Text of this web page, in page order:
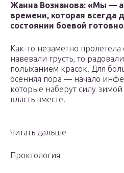
Жанна Возианова: «Мы —
времени, которая всегда
состоянии боевой
Как-то незаметно пролетела
навевали грусть, то
полыханием красок. Для
осенняя пора — начало
которые наберут силу
власть вместе.
Читать дальше
Проктология